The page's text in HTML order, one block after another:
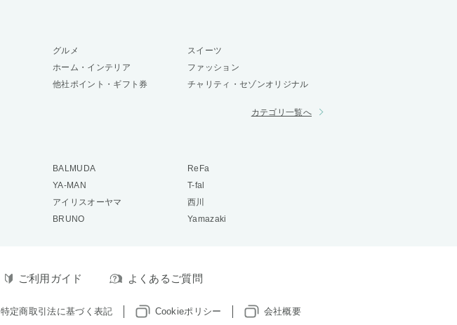
グルメ
スイーツ
ホーム・インテリア
ファッション
他社ポイント・ギフト券 チャリティ・セゾンオリジナル
カテゴリ一覧へ
BALMUDA
ReFa
YA-MAN
T-fal
アイリスオーヤマ
西川
BRUNO Yamazaki
ご利用ガイド よくあるご質問
特定商取引法に基づく表記 Cookieポリシー 会社概要